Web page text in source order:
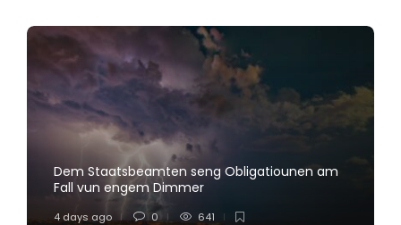
Dem Staatsbeamten seng Obligatiounen am
Fall vun engem Dimmer
4 days ago 0 641